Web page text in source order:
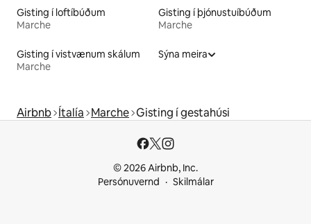
Gisting í loftíbúðum
Marche
Gisting í þjónustuíbúðum
Marche
Gisting í vistvænum skálum
Marche
Sýna meira
Airbnb Ítalía Marche Gisting í gestahúsi
© 2026 Airbnb, Inc.
Persónuvernd
Skilmálar